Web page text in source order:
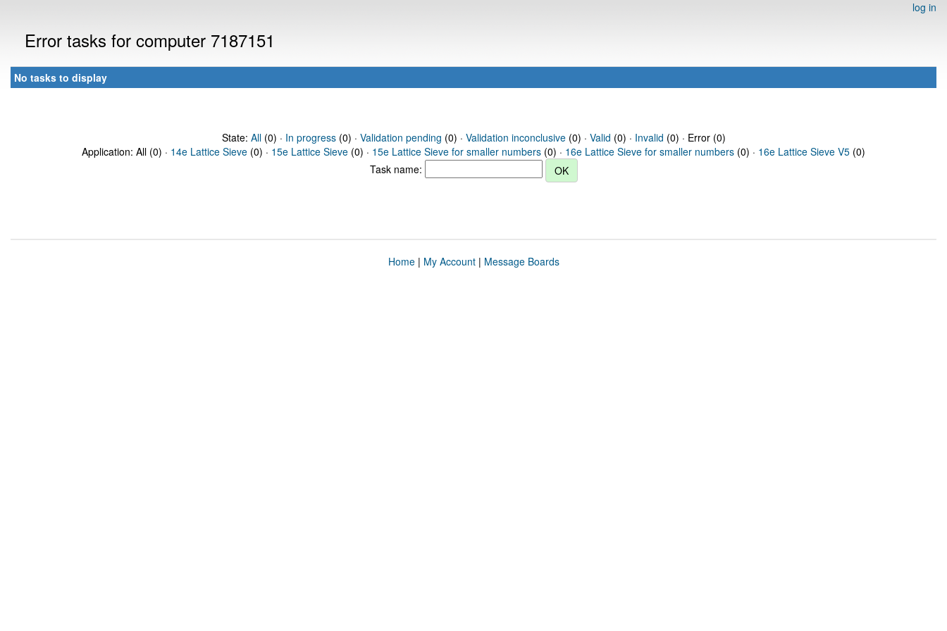
log in
Error tasks for computer 7187151
No tasks to display
State: All(0) · In progress(0) · Validation pending (0) · Validation inconclusive(0) · Valid (0) · Invalid (0) · Error (0)
Application: All (0) · 14e Lattice Sieve (0) · 15e Lattice Sieve (0) · 15e Lattice Sieve for smaller numbers (0) · 16e Lattice Sieve for smaller numbers (0) · 16e Lattice Sieve V5 (0)
Task name:
Home| My Account| Message Boards